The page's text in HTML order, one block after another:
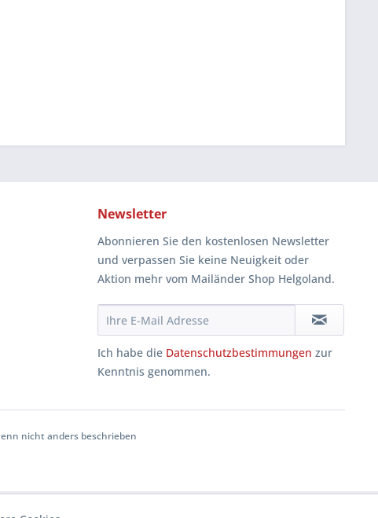
Newsletter
Abonnieren Sie den kostenlosen Newsletter
und verpassen Sie keine Neuigkeit oder
Aktion mehr vom Mailänder Shop Helgoland.
Ich habe die Datenschutzbestimmungen zur
Kenntnis genommen.
nicht anders beschrieben